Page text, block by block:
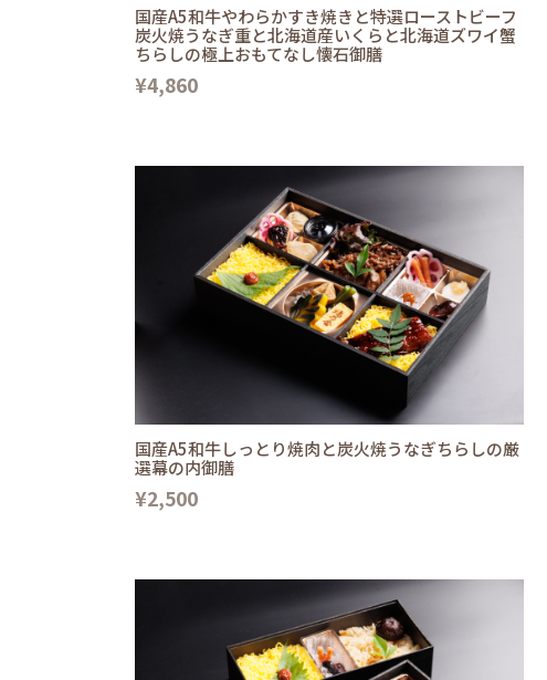
国産A5和牛やわらかすき焼きと特選ローストビーフ
炭火焼うなぎ重と北海道産いくらと北海道ズワイ蟹
ちらしの極上おもてなし懐石御膳
¥4,860
国産A5和牛しっとり焼肉と炭火焼うなぎちらしの厳
選幕の内御膳
¥2,500